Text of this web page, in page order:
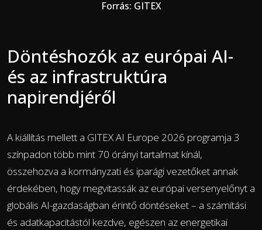
Forrás: GITEX
Döntéshozók az európai AI-
és az infrastruktúra
napirendjéről
A kiállítás mellett a GITEX AI Europe 2026 programja 3
színpadon több mint 70 órányi tartalmat kínál,
összehozva a kormányzati és iparági vezetőket annak
érdekében, hogy megvitassák az európai versenyelőnyt a
globális AI-gazdaságban érintő döntéseket – a számítási
és adatkapacitástól kezdve, egészen az energetikai